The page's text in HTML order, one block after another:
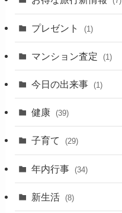
プレゼント (1)
マンション査定 (1)
今日の出来事 (1)
健康 (39)
子育て (29)
年内行事 (34)
新生活 (8)